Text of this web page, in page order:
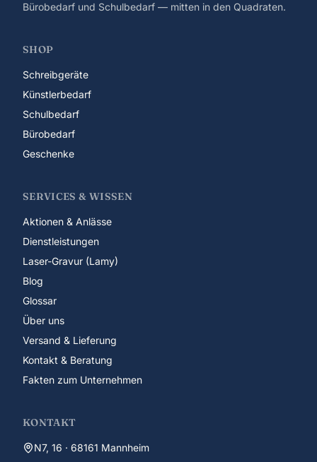
Bürobedarf und Schulbedarf — mitten in den Quadraten.
SHOP
Schreibgeräte
Künstlerbedarf
Schulbedarf
Bürobedarf
Geschenke
SERVICES & WISSEN
Aktionen & Anlässe
Dienstleistungen
Laser-Gravur (Lamy)
Blog
Glossar
Über uns
Versand & Lieferung
Kontakt & Beratung
Fakten zum Unternehmen
KONTAKT
N7, 16 · 68161 Mannheim